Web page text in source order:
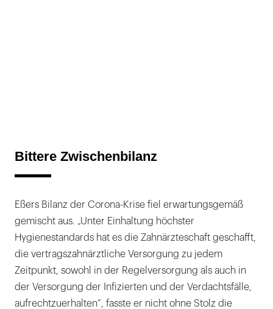
Bittere Zwischenbilanz
Eßers Bilanz der Corona-Krise fiel erwartungsgemäß
gemischt aus. „Unter Einhaltung höchster
Hygienestandards hat es die Zahnärzteschaft geschafft,
die vertragszahnärztliche Versorgung zu jedem
Zeitpunkt, sowohl in der Regelversorgung als auch in
der Versorgung der Infizierten und der Verdachtsfälle,
aufrechtzuerhalten“, fasste er nicht ohne Stolz die